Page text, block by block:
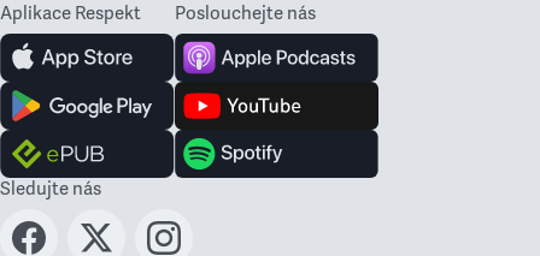
Aplikace Respekt Poslouchejte nás
Sledujte nás